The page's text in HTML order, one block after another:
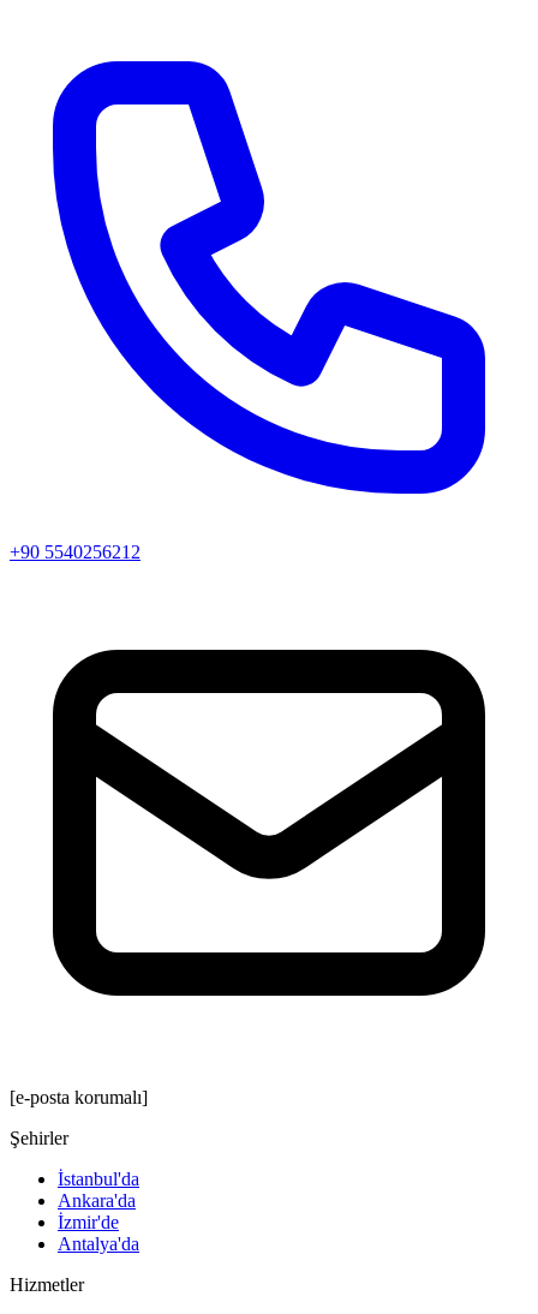
+90 5540256212
[e-posta korumalı]
Şehirler
İstanbul'da
Ankara'da
İzmir'de
Antalya'da
Hizmetler